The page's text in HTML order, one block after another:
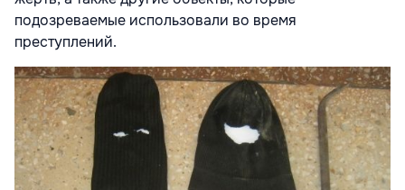
подозреваемые использовали во время
преступлений.